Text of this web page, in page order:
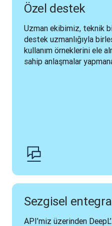
Özel destek
Uzman ekibimiz, teknik
destek uzmanlığıyla
kullanım örneklerini ele
sahip anlaşmalar
Sezgisel
API’miz üzerinden